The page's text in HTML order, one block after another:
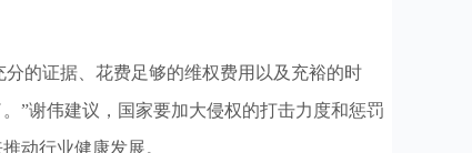
的证据、花费足够的维权费用以及充裕的时
”谢伟建议，国家要加大侵权的打击力度和惩罚
动行业健康发展。